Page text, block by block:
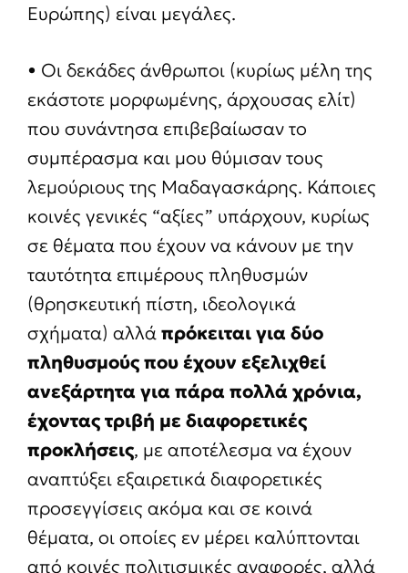
Ευρώπης) είναι μεγάλες.
• Οι δεκάδες άνθρωποι (κυρίως μέλη της
εκάστοτε μορφωμένης, άρχουσας ελίτ)
που συνάντησα επιβεβαίωσαν το
συμπέρασμα και μου θύμισαν τους
λεμούριους της Μαδαγασκάρης. Κάποιες
κοινές γενικές “αξίες” υπάρχουν, κυρίως
σε θέματα που έχουν να κάνουν με την
ταυτότητα επιμέρους πληθυσμών
(θρησκευτική πίστη, ιδεολογικά
σχήματα) αλλάπρόκειται για δύο
πληθυσμούς που έχουν εξελιχθεί
ανεξάρτητα για πάρα πολλά χρόνια,
έχοντας τριβή με διαφορετικές
προκλήσεις, με αποτέλεσμα να έχουν
αναπτύξει εξαιρετικά διαφορετικές
προσεγγίσεις ακόμα και σε κοινά
θέματα, οι οποίες εν μέρει καλύπτονται
από κοινές πολιτισμικές αναφορές, αλλά